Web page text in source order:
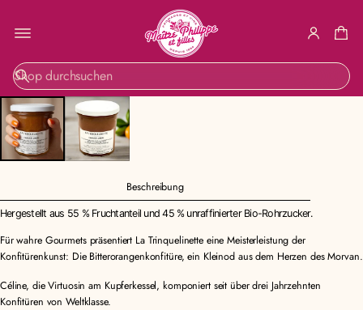
S
u
c
h
e
ZUR
PRODUKTINF
ORMATION
SPRINGEN
Beschreibung
Hergestellt aus 55 % Fruchtanteil und 45 % unraffinierter Bio-Rohrzucker.
Für wahre Gourmets präsentiert La Trinquelinette eine Meisterleistung der
Konfitürenkunst: Die Bitterorangenkonfitüre, ein Kleinod aus dem Herzen des Morvan.
Céline, die Virtuosin am Kupferkessel, komponiert seit über drei Jahrzehnten
Konfitüren von Weltklasse.